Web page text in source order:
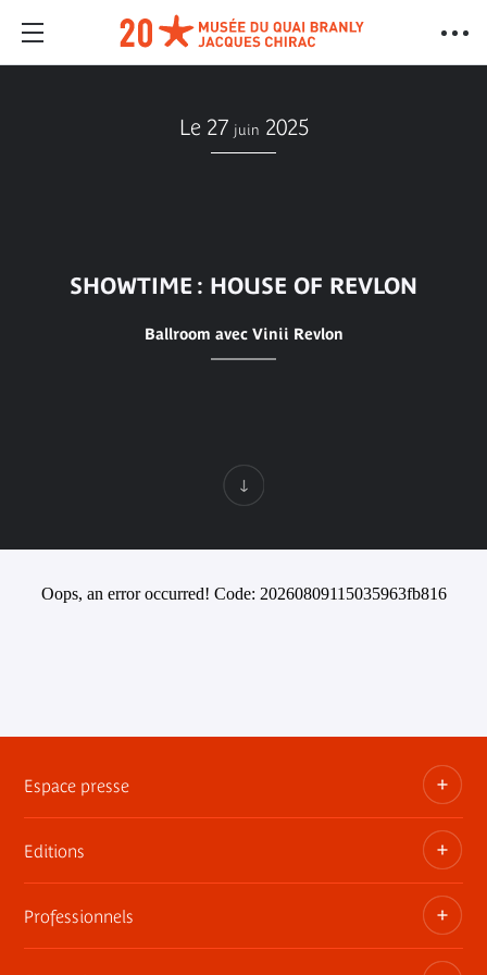
Le 27 juin 2025
SHOWTIME : HOUSE OF REVLON
Ballroom avec Vinii Revlon
Oops, an error occurred! Code: 20260809115035963fb816
Espace presse
Dossiers, communiqués, bandes annonces
Contact presse
Editions
Les publications du musée
Professionnels